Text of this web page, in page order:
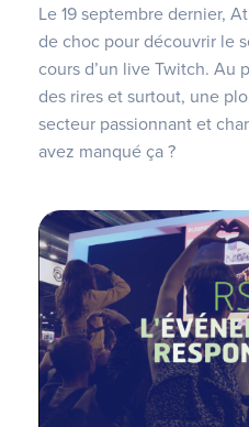
Le 19 septembre dernier,
de choc pour découvrir le
cours d’un live Twitch. Au
des rires et surtout, une
secteur passionnant et
avez manqué ça ?